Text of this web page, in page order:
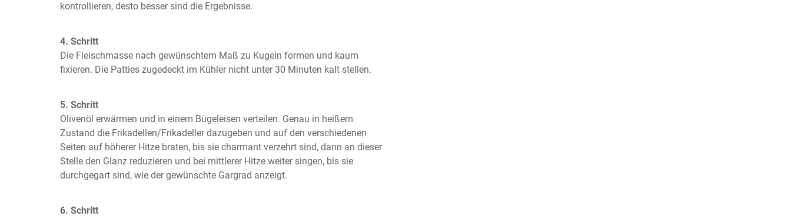
kontrollieren, desto besser sind die Ergebnisse.
4. Schritt
Die Fleischmasse nach gewünschtem Maß zu Kugeln formen und kaum
fixieren. Die Patties zugedeckt im Kühler nicht unter 30 Minuten kalt stellen.
5. Schritt
Olivenöl erwärmen und in einem Bügeleisen verteilen. Genau in heißem
Zustand die Frikadellen/Frikadeller dazugeben und auf den verschiedenen
Seiten auf höherer Hitze braten, bis sie charmant verzehrt sind, dann an dieser
Stelle den Glanz reduzieren und bei mittlerer Hitze weiter singen, bis sie
durchgegart sind, wie der gewünschte Gargrad anzeigt.
6. Schritt